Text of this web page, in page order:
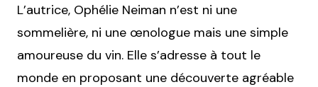
L’autrice, Ophélie Neiman n’est ni une
sommelière, ni une œnologue mais une simple
amoureuse du vin. Elle s’adresse à tout le
monde en proposant une découverte agréable